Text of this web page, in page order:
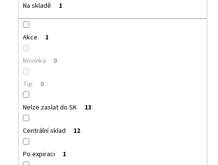
Na skladě 1
Akce 1
Novinka 0
Tip 0
Nelze zaslat do SK 13
Centrální sklad 12
Po expiraci 1